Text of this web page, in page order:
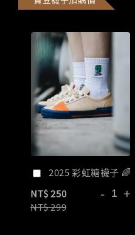
2025 彩虹糖襪子 🌈
NT$ 250
NT$ 299
- +